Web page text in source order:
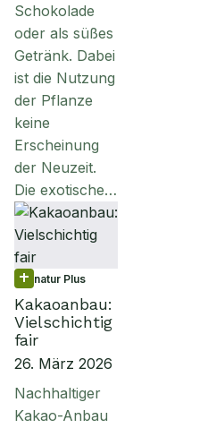
Schokolade
oder als süßes
Getränk. Dabei
ist die Nutzung
der Pflanze
keine
Erscheinung
der Neuzeit.
Die exotische…
natur Plus
Kakaoanbau:
Vielschichtig
fair
26. März 2026
Nachhaltiger
Kakao-Anbau